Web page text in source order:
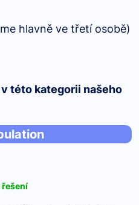
hlavně ve třetí osobě)
této kategorii našeho
řešení